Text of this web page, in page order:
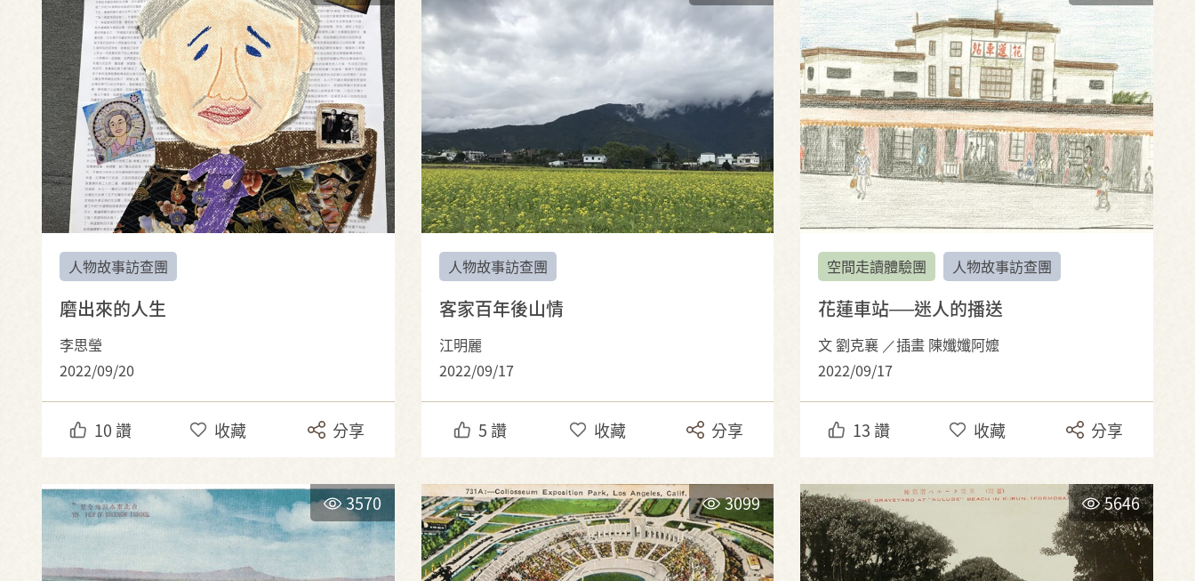
人物故事訪查團
磨出來的人生
李思瑩
2022/09/20
10讚 收藏 分享
人物故事訪查團
客家百年後山情
江明麗
2022/09/17
5讚 收藏 分享
空間走讀體驗團 人物故事訪查團
花蓮車站──迷人的播送
文 劉克襄 ／插畫 陳孅孅阿嬤
2022/09/17
13讚 收藏 分享
3570 3099 5646